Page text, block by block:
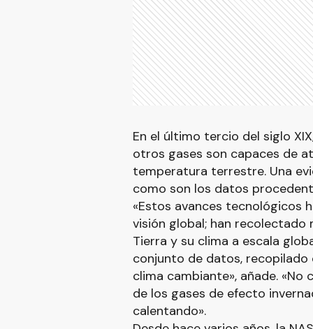
En el último tercio del siglo
otros gases son capaces de
temperatura terrestre. Una
como son los datos
«Estos avances tecnológicos
visión global; han
Tierra y su clima a escala
conjunto de datos, recopilado
clima cambiante», añade.
de los gases de efecto
calentando».